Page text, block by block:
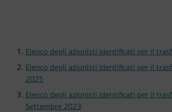
Elenco degli azionisti identificati per il
Elenco degli azionisti identificati per il
2025
Elenco degli azionisti identificati per il
Settembre 2023